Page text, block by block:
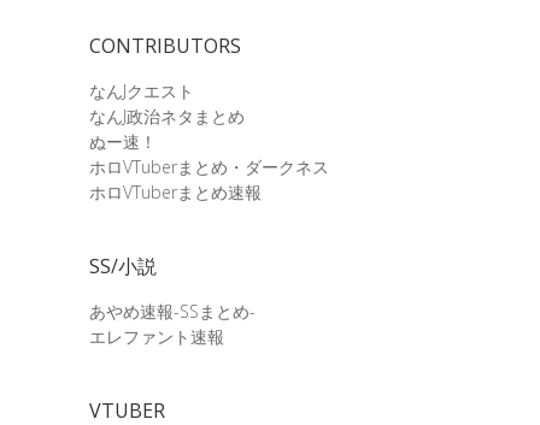
CONTRIBUTORS
なんJクエスト
なんJ政治ネタまとめ
ぬー速！
ホロVTuberまとめ・ダークネス
ホロVTuberまとめ速報
SS/小説
あやめ速報-SSまとめ-
エレファント速報
VTUBER